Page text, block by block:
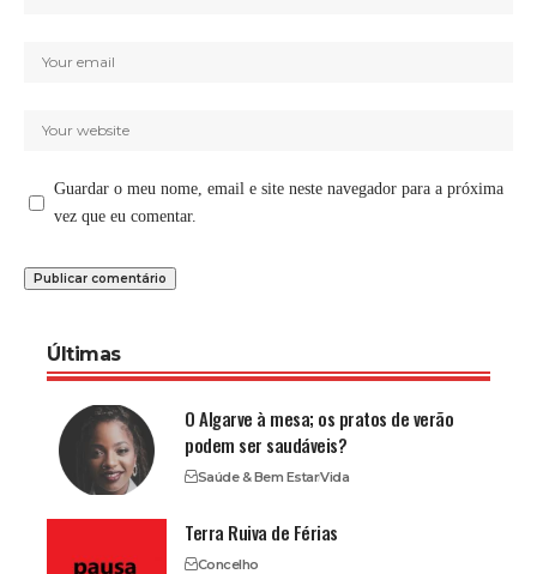
Guardar o meu nome, email e site neste navegador para a próxima
vez que eu comentar.
Últimas
O Algarve à mesa; os pratos de verão
podem ser saudáveis?
Saúde & Bem EstarVida
Terra Ruiva de Férias
Concelho